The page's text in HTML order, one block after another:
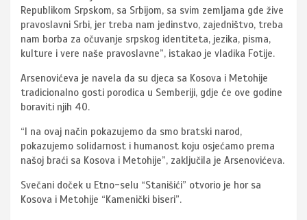
Republikom Srpskom, sa Srbijom, sa svim zemljama gde žive
pravoslavni Srbi, jer treba nam jedinstvo, zajedništvo, treba
nam borba za očuvanje srpskog identiteta, jezika, pisma,
kulture i vere naše pravoslavne”, istakao je vladika Fotije.
Arsenovićeva je navela da su djeca sa Kosova i Metohije
tradicionalno gosti porodica u Semberiji, gdje će ove godine
boraviti njih 40.
“I na ovaj način pokazujemo da smo bratski narod,
pokazujemo solidarnost i humanost koju osjećamo prema
našoj braći sa Kosova i Metohije”, zaključila je Arsenovićeva.
Svečani doček u Etno-selu “Stanišići” otvorio je hor sa
Kosova i Metohije “Kamenički biseri”.